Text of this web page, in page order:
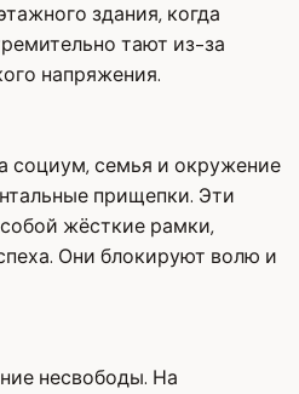
здания, когда
тают из-за
напряжения.
социум, семья и окружение
прищепки. Эти
жёсткие рамки,
Они блокируют волю и
несвободы. На